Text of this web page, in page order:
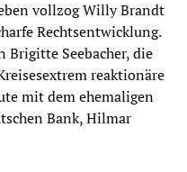
vollzog Willy Brandt
Rechtsentwicklung.
Seebacher, die
reaktionäre
mit dem ehemaligen
Bank, Hilmar